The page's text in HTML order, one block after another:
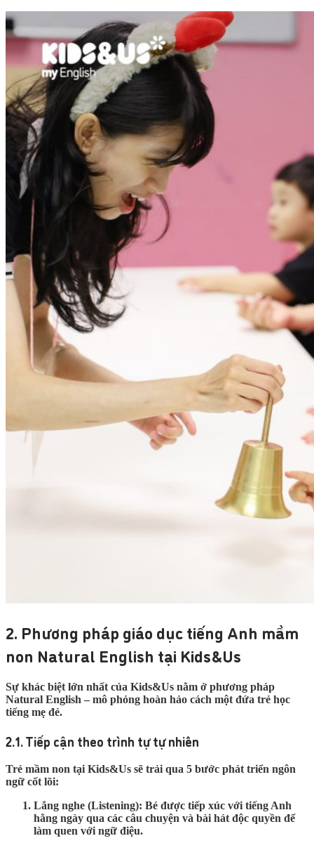
2. Phương pháp giáo dục tiếng Anh mầm
non Natural English tại Kids&Us
Sự khác biệt lớn nhất của Kids&Us nằm ở phương pháp
Natural English – mô phỏng hoàn hảo cách một đứa trẻ học
tiếng mẹ đẻ.
2.1. Tiếp cận theo trình tự tự nhiên
Trẻ mầm non tại Kids&Us sẽ trải qua 5 bước phát triển ngôn
ngữ cốt lõi:
Lắng nghe (Listening): Bé được tiếp xúc với tiếng Anh
hằng ngày qua các câu chuyện và bài hát độc quyền để
làm quen với ngữ điệu.